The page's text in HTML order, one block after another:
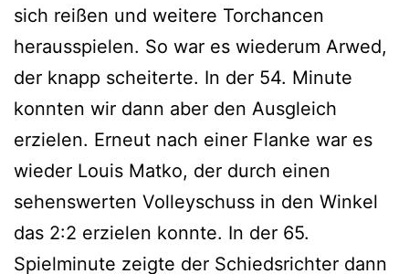
sich reißen und weitere Torchancen
herausspielen. So war es wiederum Arwed,
der knapp scheiterte. In der 54. Minute
konnten wir dann aber den Ausgleich
erzielen. Erneut nach einer Flanke war es
wieder Louis Matko, der durch einen
sehenswerten Volleyschuss in den Winkel
das 2:2 erzielen konnte. In der 65.
Spielminute zeigte der Schiedsrichter dann